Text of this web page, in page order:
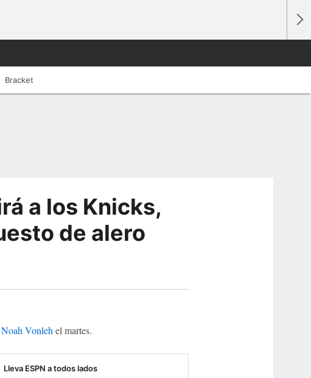
Bracket
a los Knicks,
de alero
Noah Vonleh el martes.
Lleva ESPN a todos lados